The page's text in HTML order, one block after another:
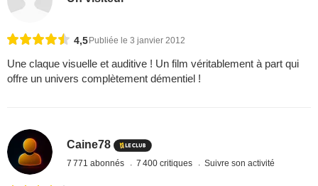
4,5Publiée le 3 janvier 2012
Une claque visuelle et auditive ! Un film véritablement à part qui
offre un univers complètement démentiel !
Caine78
7 771 abonnés 7 400 critiques Suivre son activité